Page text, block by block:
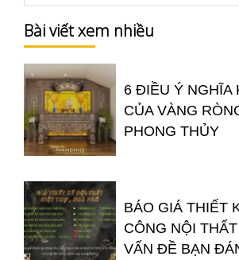
Bài viết xem nhiều
6 ĐIỀU Ý NGHĨA
CỦA VÀNG
PHONG THỦY
BÁO GIÁ THIẾT
CÔNG NỘI
VẤN ĐỀ BẠN